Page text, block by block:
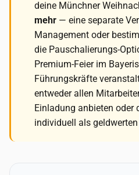
deine Münchner
mehr — eine separate
Management oder
die Pauschalierungs-
Premium-Feier im
Führungskräfte
entweder allen
Einladung anbieten oder
individuell als